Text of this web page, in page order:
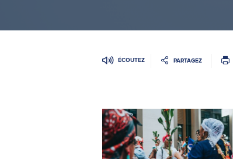
ÉCOUTEZ PARTAGEZ